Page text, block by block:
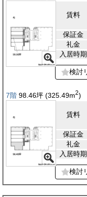
賃料
保証金
礼金
入居時期
検討
7階 98.46坪 (325.49m2)
賃料
保証金
礼金
入居時期
検討